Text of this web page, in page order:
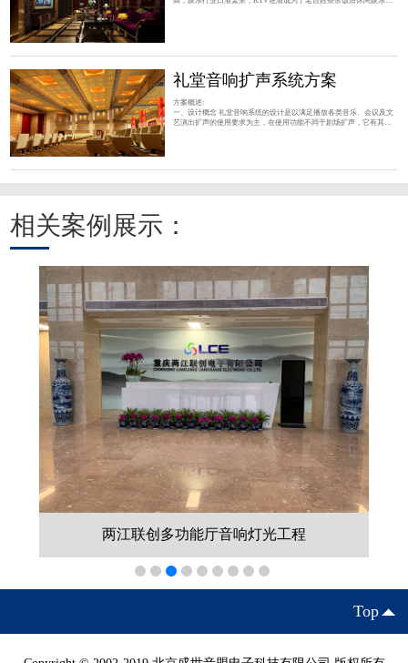
礼堂音响扩声系统方案
方案概述:
一、设计概念 礼堂音响系统的设计是以满足播放各类音乐、会议及文
艺演出扩声的使用要求为主，在使用功能不同于剧场扩声，它有其特
相关案例展示：
两江联创多功能厅音响灯光工程
Top